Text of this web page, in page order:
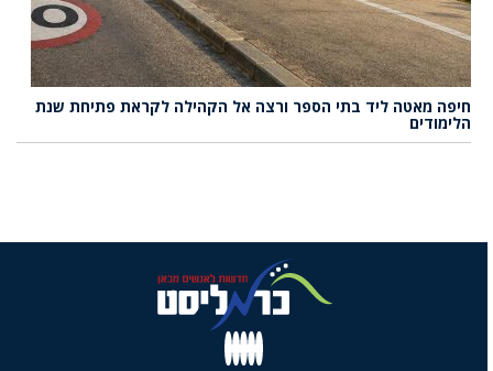
חיפה מאטה ליד בתי הספר ורצה אל הקהילה לקראת פתיחת שנת
הלימודים